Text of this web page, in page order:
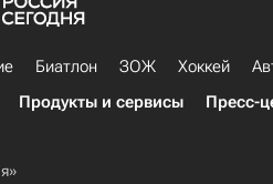
Биатлон ЗОЖ Хоккей
Продукты и сервисы Пресс-